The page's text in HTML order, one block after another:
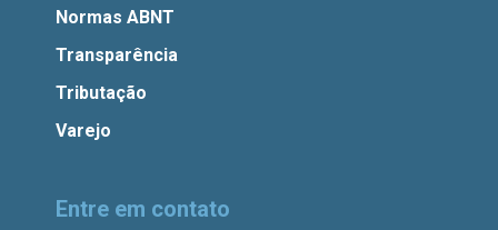
Normas ABNT
Transparência
Tributação
Varejo
Entre em contato